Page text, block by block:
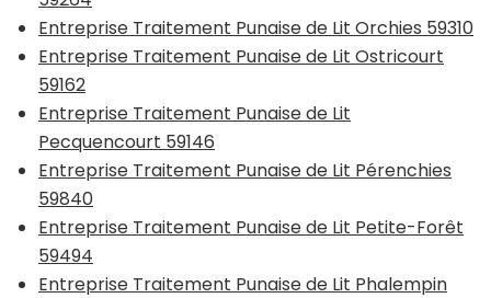
Entreprise Traitement Punaise de Lit Orchies 59310
Entreprise Traitement Punaise de Lit Ostricourt
59162
Entreprise Traitement Punaise de Lit
Pecquencourt 59146
Entreprise Traitement Punaise de Lit Pérenchies
59840
Entreprise Traitement Punaise de Lit Petite-Forêt
59494
Entreprise Traitement Punaise de Lit Phalempin